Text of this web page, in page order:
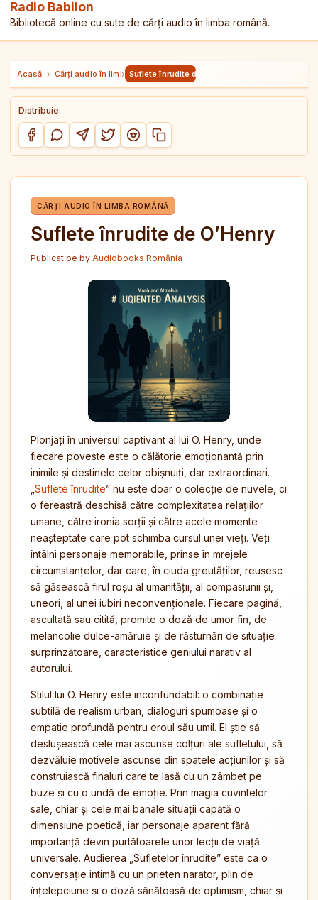
Radio Babilon
Bibliotecă online cu sute de cărți audio în limba română.
Acasă › Cărți audio în limba română
› Suflete înrudite de O’Henry
Distribuie:
Distribuie pe Facebook
Distribuie pe WhatsApp
Distribuie pe Telegram
Distribuie pe Twitter/X
Distribuie pe Reddit
Copiază link-ul
CĂRȚI AUDIO ÎN LIMBA ROMÂNĂ
Suflete înrudite de O’Henry
Publicat pe by Audiobooks România
Plonjați în universul captivant al lui O. Henry, unde
fiecare poveste este o călătorie emoționantă prin
inimile și destinele celor obișnuiți, dar extraordinari.
Suflete înrudite” nu este doar o colecție de nuvele, ci
o fereastră deschisă către complexitatea relațiilor
umane, către ironia sorții și către acele momente
neașteptate care pot schimba cursul unei vieți. Veți
întâlni personaje memorabile, prinse în mrejele
circumstanțelor, dar care, în ciuda greutăților, reușesc
să găsească firul roșu al umanității, al compasiunii și,
uneori, al unei iubiri neconvenționale. Fiecare pagină,
ascultată sau citită, promite o doză de umor fin, de
melancolie dulce-amăruie și de răsturnări de situație
surprinzătoare, caracteristice geniului narativ al
autorului.
Stilul lui O. Henry este inconfundabil: o combinație
subtilă de realism urban, dialoguri spumoase și o
empatie profundă pentru eroul său umil. El știe să
deslușească cele mai ascunse colțuri ale sufletului, să
dezvăluie motivele ascunse din spatele acțiunilor și să
construiască finaluri care te lasă cu un zâmbet pe
buze și cu o undă de emoție. Prin magia cuvintelor
sale, chiar și cele mai banale situații capătă o
dimensiune poetică, iar personaje aparent fără
importanță devin purtătoarele unor lecții de viață
universale. Audierea „Sufletelor înrudite” este ca o
conversație intimă cu un prieten narator, plin de
înțelepciune și o doză sănătoasă de optimism, chiar și